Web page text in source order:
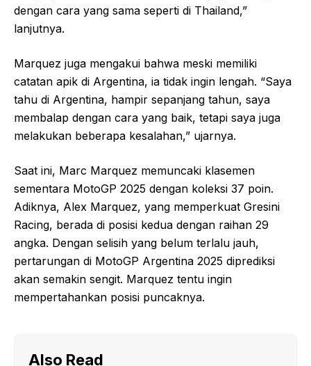
dengan cara yang sama seperti di Thailand,”
lanjutnya.
Marquez juga mengakui bahwa meski memiliki
catatan apik di Argentina, ia tidak ingin lengah. “Saya
tahu di Argentina, hampir sepanjang tahun, saya
membalap dengan cara yang baik, tetapi saya juga
melakukan beberapa kesalahan,” ujarnya.
Saat ini, Marc Marquez memuncaki klasemen
sementara MotoGP 2025 dengan koleksi 37 poin.
Adiknya, Alex Marquez, yang memperkuat Gresini
Racing, berada di posisi kedua dengan raihan 29
angka. Dengan selisih yang belum terlalu jauh,
pertarungan di MotoGP Argentina 2025 diprediksi
akan semakin sengit. Marquez tentu ingin
mempertahankan posisi puncaknya.
Also Read